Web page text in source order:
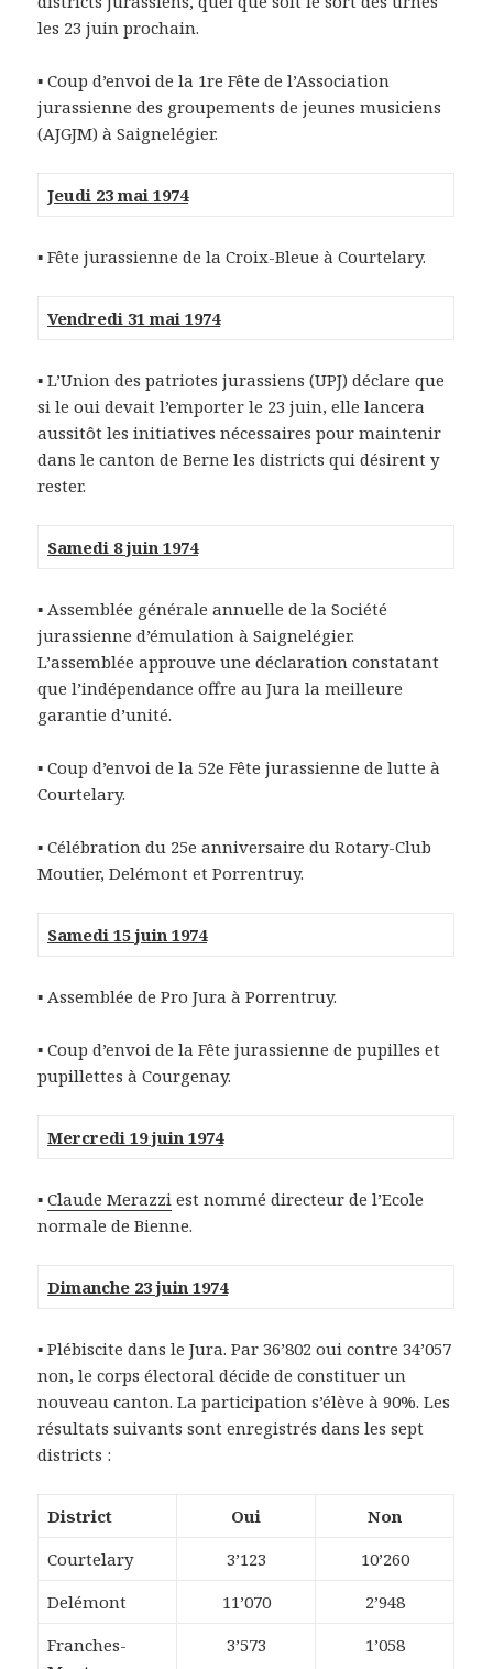
les 23 juin prochain.
▪ Coup d’envoi de la 1re Fête de l’Association
jurassienne des groupements de jeunes musiciens
(AJGJM) à Saignelégier.
Jeudi 23 mai 1974
▪ Fête jurassienne de la Croix-Bleue à Courtelary.
Vendredi 31 mai 1974
▪ L’Union des patriotes jurassiens (UPJ) déclare que
si le oui devait l’emporter le 23 juin, elle lancera
aussitôt les initiatives nécessaires pour maintenir
dans le canton de Berne les districts qui désirent y
rester.
Samedi 8 juin 1974
▪ Assemblée générale annuelle de la Société
jurassienne d’émulation à Saignelégier.
L’assemblée approuve une déclaration constatant
que l’indépendance offre au Jura la meilleure
garantie d’unité.
▪ Coup d’envoi de la 52e Fête jurassienne de lutte à
Courtelary.
▪ Célébration du 25e anniversaire du Rotary-Club
Moutier, Delémont et Porrentruy.
Samedi 15 juin 1974
▪ Assemblée de Pro Jura à Porrentruy.
▪ Coup d’envoi de la Fête jurassienne de pupilles et
pupillettes à Courgenay.
Mercredi 19 juin 1974
▪Claude Merazzi est nommé directeur de l’Ecole
normale de Bienne.
Dimanche 23 juin 1974
▪ Plébiscite dans le Jura. Par 36’802 oui contre 34’057
non, le corps électoral décide de constituer un
nouveau canton. La participation s’élève à 90%. Les
résultats suivants sont enregistrés dans les sept
districts :
District Oui
Non
Courtelary
3’123
10’260
Delémont
11’070
2’948
Franches-
3’573 1’058